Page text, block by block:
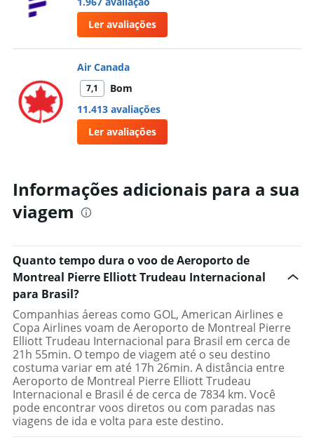
Ler avaliações
Air Canada
7,1
Bom
11.413 avaliações
Ler avaliações
Informações adicionais para a sua
viagem
Quanto tempo dura o voo de Aeroporto de
Montreal Pierre Elliott Trudeau Internacional
para Brasil?
Companhias áereas como GOL, American Airlines e
Copa Airlines voam de Aeroporto de Montreal Pierre
Elliott Trudeau Internacional para Brasil em cerca de
21h 55min. O tempo de viagem até o seu destino
costuma variar em até 17h 26min. A distância entre
Aeroporto de Montreal Pierre Elliott Trudeau
Internacional e Brasil é de cerca de 7834 km. Você
pode encontrar voos diretos ou com paradas nas
viagens de ida e volta para este destino.